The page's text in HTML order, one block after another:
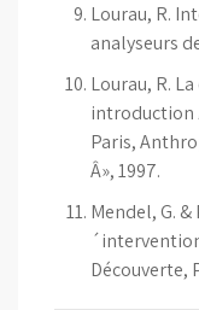
Lourau, R.
analyseurs
Lourau, R.
introduction
Paris,
Â», 1997.
Mendel, G.
Découverte,